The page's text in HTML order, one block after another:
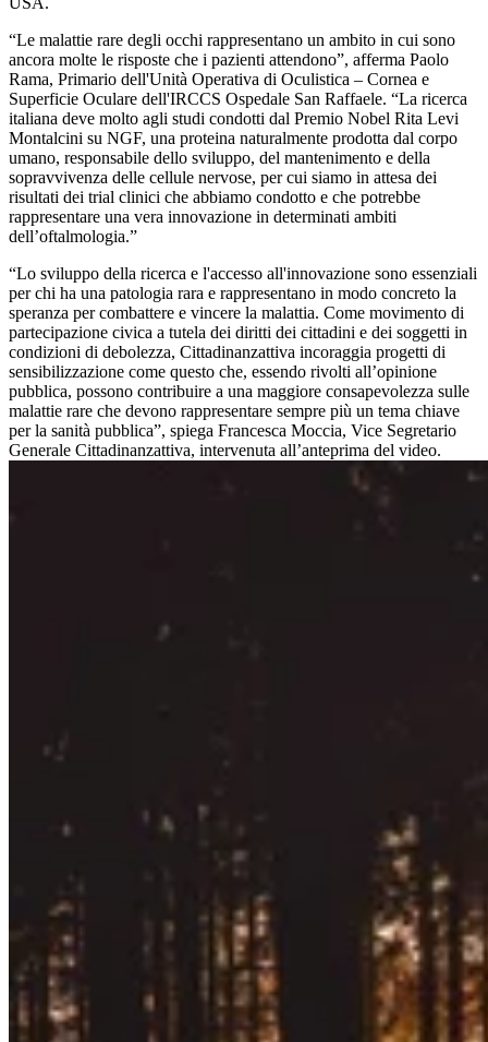
“Le malattie rare degli occhi rappresentano un ambito in cui sono
ancora molte le risposte che i pazienti attendono”, afferma Paolo
Rama, Primario dell'Unità Operativa di Oculistica – Cornea e
Superficie Oculare dell'IRCCS Ospedale San Raffaele. “La ricerca
italiana deve molto agli studi condotti dal Premio Nobel Rita Levi
Montalcini su NGF, una proteina naturalmente prodotta dal corpo
umano, responsabile dello sviluppo, del mantenimento e della
sopravvivenza delle cellule nervose, per cui siamo in attesa dei
risultati dei trial clinici che abbiamo condotto e che potrebbe
rappresentare una vera innovazione in determinati ambiti
dell’oftalmologia.”
“Lo sviluppo della ricerca e l'accesso all'innovazione sono essenziali
per chi ha una patologia rara e rappresentano in modo concreto la
speranza per combattere e vincere la malattia. Come movimento di
partecipazione civica a tutela dei diritti dei cittadini e dei soggetti in
condizioni di debolezza, Cittadinanzattiva incoraggia progetti di
sensibilizzazione come questo che, essendo rivolti all’opinione
pubblica, possono contribuire a una maggiore consapevolezza sulle
malattie rare che devono rappresentare sempre più un tema chiave
per la sanità pubblica”, spiega Francesca Moccia, Vice Segretario
Generale Cittadinanzattiva, intervenuta all’anteprima del video.